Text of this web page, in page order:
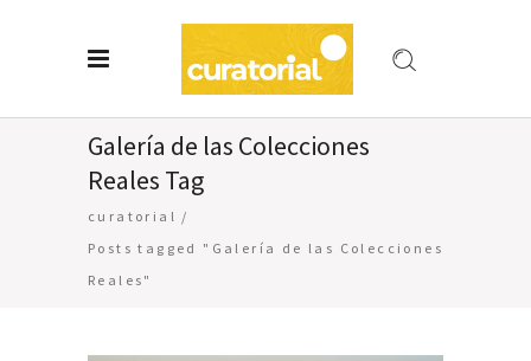
Galería de las Colecciones
Reales Tag
curatorial /
Posts tagged "Galería de las Colecciones
Reales"